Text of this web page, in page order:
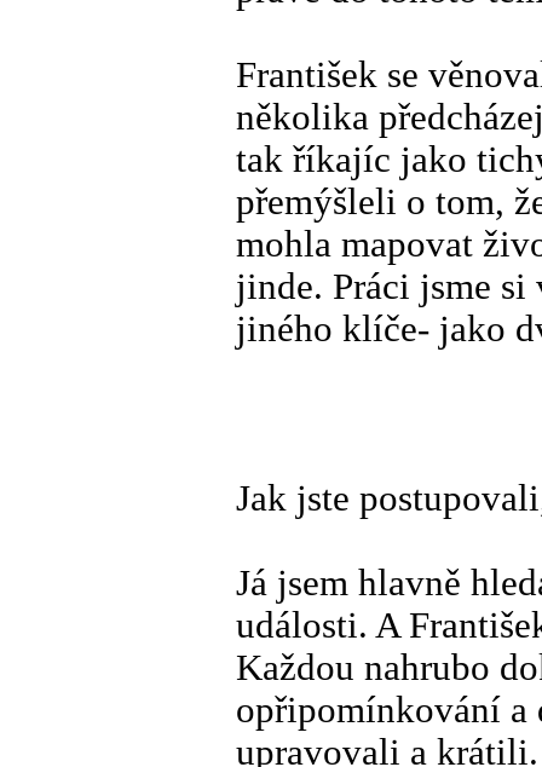
František se
několika
tak říkajíc jako
přemýšleli o tom,
mohla mapovat
jinde. Práci jsme
jiného klíče- jako
Jak jste
Já jsem hlavně
události. A
Každou nahrubo
opřipomínkování a
upravovali a